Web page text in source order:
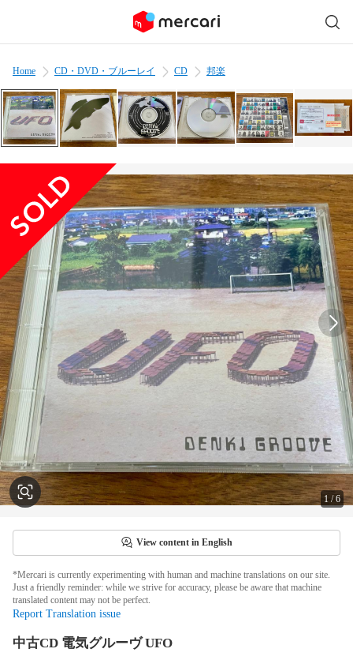
Home CD・DVD・ブルーレイ CD 邦楽
1 /6
View content in English
*Mercari is currently experimenting with human and machine translations on our site.
Just a friendly reminder: while we strive for accuracy, please be aware that machine
translated content may not be perfect.
Report Translation issue
中古CD 電気グルーヴ UFO